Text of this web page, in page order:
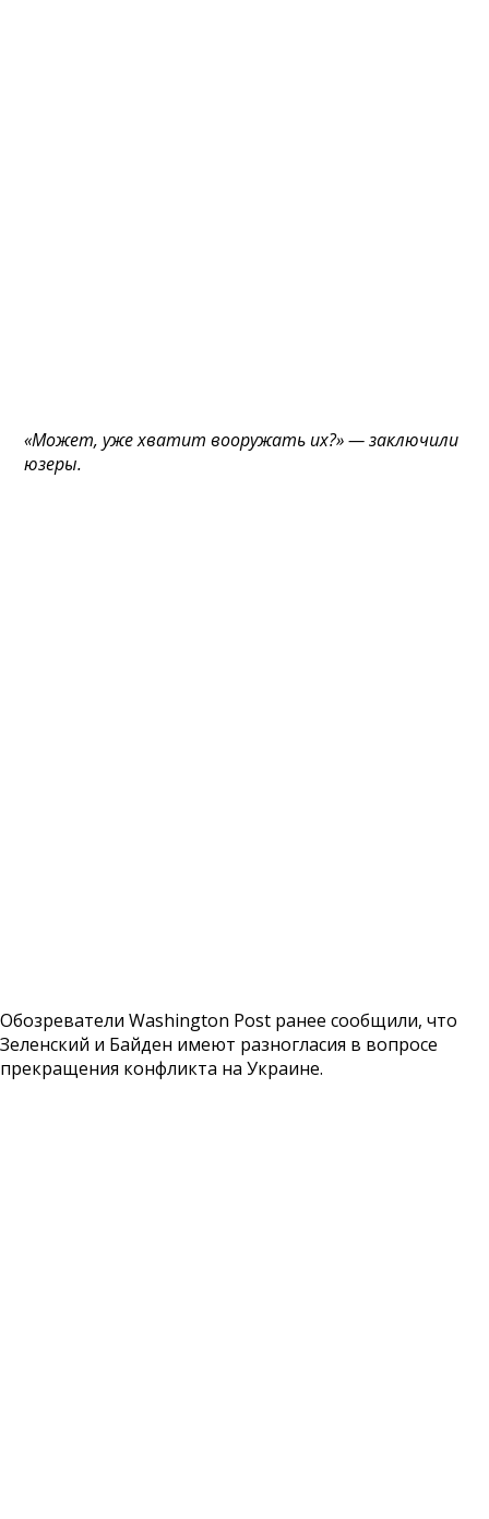
«Может, уже хватит вооружать их?» — заключили
юзеры.
Обозреватели Washington Post ранее сообщили, что
Зеленский и Байден имеют разногласия в вопросе
прекращения конфликта на Украине.